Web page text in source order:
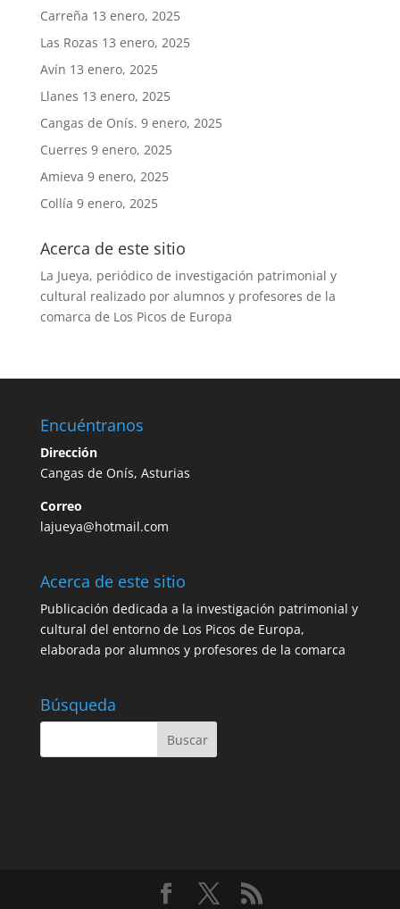
Carreña 13 enero, 2025
Las Rozas 13 enero, 2025
Avín 13 enero, 2025
Llanes 13 enero, 2025
Cangas de Onís. 9 enero, 2025
Cuerres 9 enero, 2025
Amieva 9 enero, 2025
Collía 9 enero, 2025
Acerca de este sitio
La Jueya, periódico de investigación patrimonial y
cultural realizado por alumnos y profesores de la
comarca de Los Picos de Europa
Encuéntranos
Dirección
Cangas de Onís, Asturias
Correo
lajueya@hotmail.com
Acerca de este sitio
Publicación dedicada a la investigación patrimonial y
cultural del entorno de Los Picos de Europa,
elaborada por alumnos y profesores de la comarca
Búsqueda